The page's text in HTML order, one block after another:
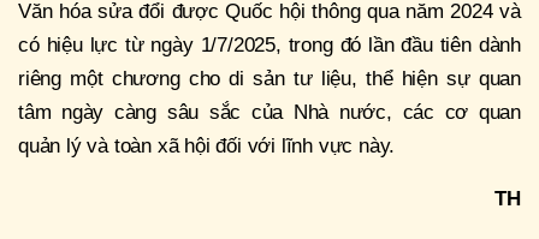
Văn hóa sửa đổi được Quốc hội thông qua năm 2024 và
có hiệu lực từ ngày 1/7/2025, trong đó lần đầu tiên dành
riêng một chương cho di sản tư liệu, thể hiện sự quan
tâm ngày càng sâu sắc của Nhà nước, các cơ quan
quản lý và toàn xã hội đối với lĩnh vực này.
TH